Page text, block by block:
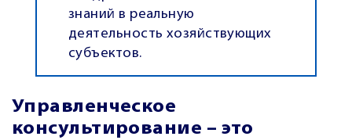
знаний в реальную
деятельность хозяйствующих
субъектов.
Управленческое
консультирование – это